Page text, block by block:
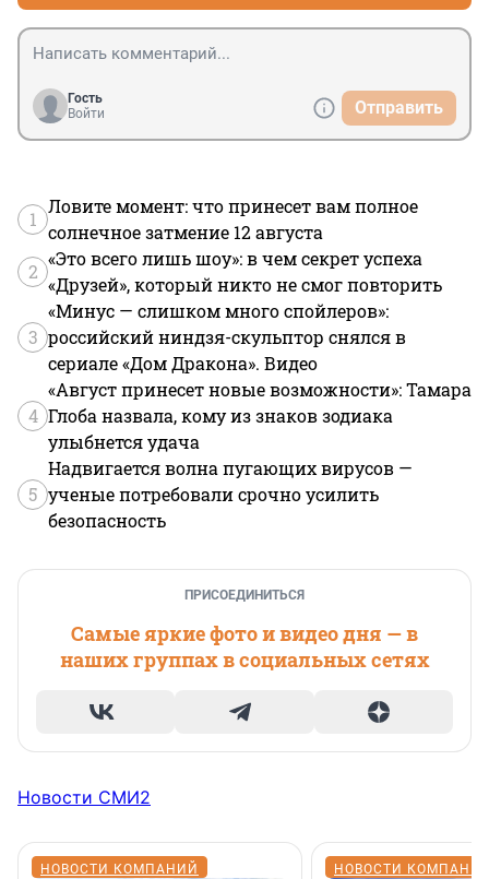
Гость
Войти
Отправить
1
Ловите момент: что принесет вам полное
солнечное затмение 12 августа
2
«Это всего лишь шоу»: в чем секрет успеха
«Друзей», который никто не смог повторить
3
«Минус — слишком много спойлеров»:
российский ниндзя-скульптор снялся в
сериале «Дом Дракона». Видео
4
«Август принесет новые возможности»: Тамара
Глоба назвала, кому из знаков зодиака
улыбнется удача
5
Надвигается волна пугающих вирусов —
ученые потребовали срочно усилить
безопасность
ПРИСОЕДИНИТЬСЯ
Самые яркие фото и видео дня — в
наших группах в социальных сетях
Новости СМИ2
НОВОСТИ КОМПАНИЙ НОВОСТИ